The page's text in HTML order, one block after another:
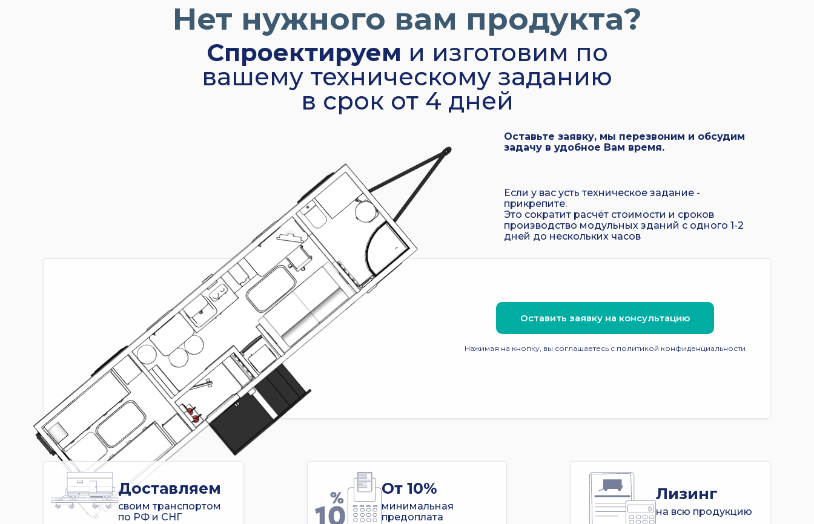
Нет нужного вам продукта?
Спроектируем и изготовим по
вашему техническому заданию
в срок от 4 дней
Оставьте заявку, мы перезвоним и обсудим
задачу в удобное Вам время.
Если у вас усть техническое задание -
прикрепите.
Это сократит расчёт стоимости и сроков
производство модульных зданий с одного 1-2
дней до нескольких часов
Оставить заявку на консультацию
Нажимая на кнопку, вы соглашаетесь с политикой конфиденциальности
Доставляем
своим транспортом
по РФ и СНГ
От 10%
минимальная
предоплата
Лизинг
на всю продукцию